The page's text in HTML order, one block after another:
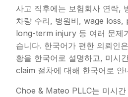
사고 직후에는 보험회사 연락,
차량 수리, 병원비, wage
long-term injury 등 여러 문제
습니다. 한국어가 편한 의뢰인
황을 한국어로 설명하고, 미시
claim 절차에 대해 한국어로 안
Choe & Mateo PLLC는 미시